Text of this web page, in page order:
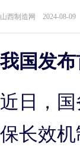
山西制造网 2024-08-09
我国发
近日，
保长效